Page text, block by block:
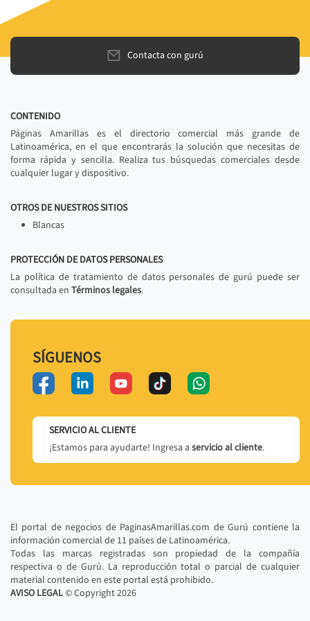
Contacta con gurú
CONTENIDO
Páginas Amarillas es el directorio comercial más grande de
Latinoamérica, en el que encontrarás la solución que necesitas de
forma rápida y sencilla. Realiza tus búsquedas comerciales desde
cualquier lugar y dispositivo.
OTROS DE NUESTROS SITIOS
Blancas
PROTECCIÓN DE DATOS PERSONALES
La política de tratamiento de datos personales de gurú puede ser
consultada en Términos legales.
SÍGUENOS
SERVICIO AL CLIENTE
¡Estamos para ayudarte! Ingresa a servicio al cliente.
El portal de negocios de PaginasAmarillas.com de Gurú contiene la
información comercial de 11 países de Latinoamérica.
Todas las marcas registradas son propiedad de la compañía
respectiva o de Gurú. La reproducción total o parcial de cualquier
material contenido en este portal está prohibido.
AVISO LEGAL© Copyright2026